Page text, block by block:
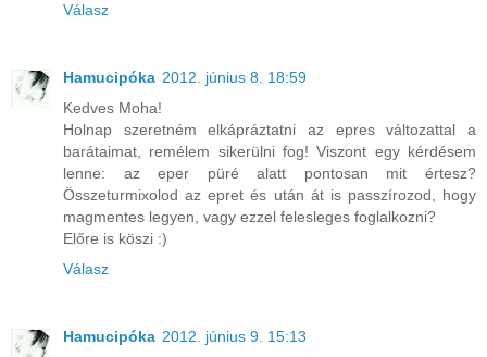
Válasz
Hamucipóka 2012. június 8. 18:59
Kedves Moha!
Holnap szeretném elkápráztatni az epres változattal a
barátaimat, remélem sikerülni fog! Viszont egy kérdésem
lenne: az eper püré alatt pontosan mit értesz?
Összeturmixolod az epret és után át is passzírozod, hogy
magmentes legyen, vagy ezzel felesleges foglalkozni?
Előre is köszi :)
Válasz
Hamucipóka 2012. június 9. 15:13